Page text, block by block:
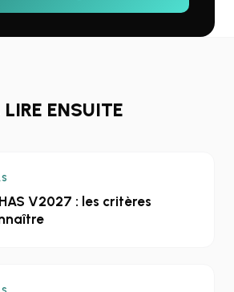
ENSUITE
V2027 : les critères